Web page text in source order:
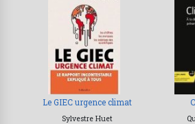
Le GIEC urgence climat
Sylvestre Huet